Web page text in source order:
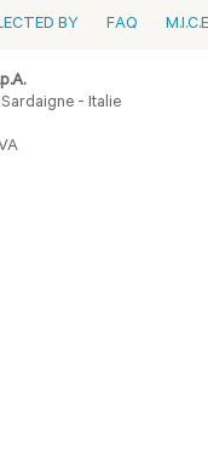
BY FAQ
- Italie